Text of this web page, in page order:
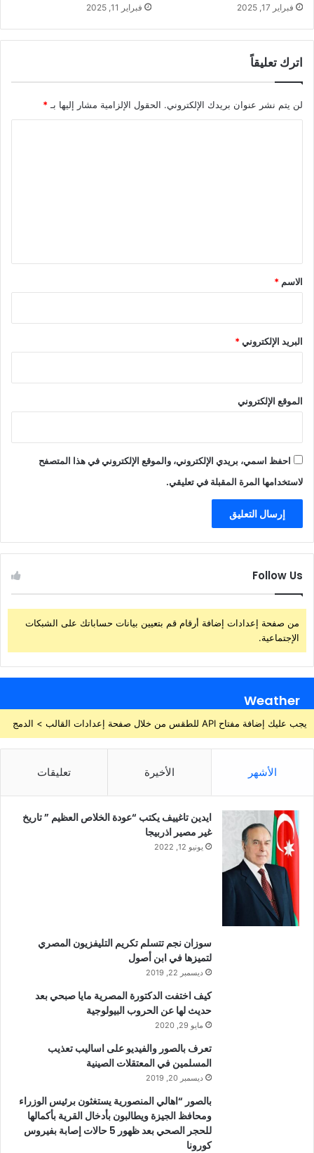
فبراير 17, 2025 فبراير 11, 2025
اترك تعليقاً
لن يتم نشر عنوان بريدك الإلكتروني. الحقول الإلزامية مشار إليها بـ *
*
الاسم *
البريد الإلكتروني*
الموقع الإلكتروني
احفظ اسمي، بريدي الإلكتروني، والموقع الإلكتروني في هذا المتصفح
لاستخدامها المرة المقبلة في تعليقي.
Follow Us
من صفحة إعدادات إضافة أرقام قم بتعيين بيانات حساباتك على الشبكات
الإجتماعية.
Weather
يجب عليك إضافة مفتاح API للطقس من خلال صفحة إعدادات القالب > الدمج
الأشهر الأخيرة تعليقات
ايدين تاغييف يكتب “عودة الخلاص العظيم ” تاريخ
غير مصير اذربيجا
يونيو 12, 2022
سوزان نجم تتسلم تكريم التليفزيون المصري
لتميزها في ابن أصول
ديسمبر 22, 2019
كيف اختفت الدكتورة المصرية مايا صبحي بعد
حديث لها عن الحروب البيولوجية
مايو 29, 2020
تعرف بالصور والفيديو على اساليب تعذيب
المسلمين في المعتقلات الصينية
ديسمبر 20, 2019
بالصور “اهالي المنصورية يستغثون برئيس الوزراء
ومحافظ الجيزة ويطالبون بأدخال القرية بأكمالها
للحجر الصحي بعد ظهور 5 حالات إصابة بفيروس
كورونا